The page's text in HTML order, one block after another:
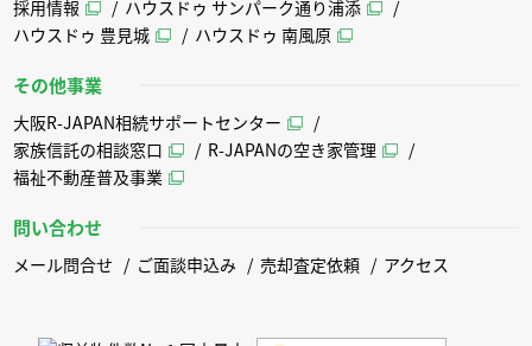
採用情報
ハウスドゥ サンパーク通り浦添
ハウスドゥ 豊見城
ハウスドゥ 南風原
その他事業
大阪R-JAPAN相続サポートセンター
家族信託の相談窓口
R-JAPANの空き家管理
福祉不動産普及事業
問い合わせ
メール問合せ ご面談申込み 売却査定依頼 アクセス